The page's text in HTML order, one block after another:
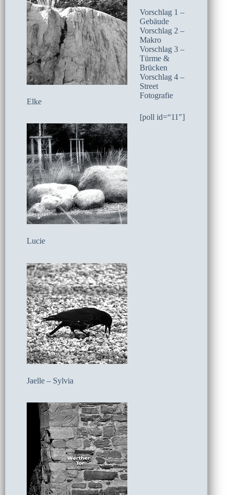
Elke
Lucie
Jaelle – Sylvia
Vorschlag 1 –
Gebäude
Vorschlag 2 –
Makro
Vorschlag 3 –
Türme &
Brücken
Vorschlag 4 –
Street
Fotografie
[poll id=“11″]